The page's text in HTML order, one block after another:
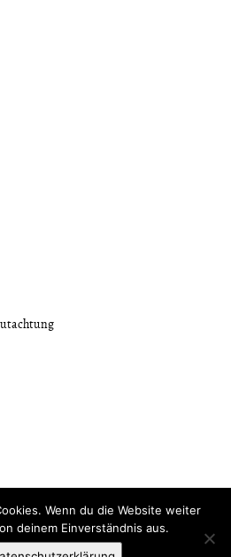
Wenn du die Website weiter
deinem Einverständnis aus.